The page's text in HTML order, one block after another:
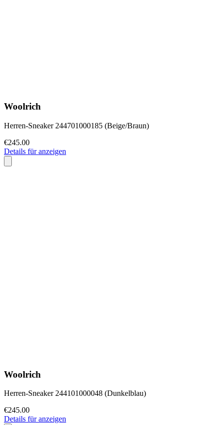
Woolrich
Herren-Sneaker 244701000185 (Beige/Braun)
€245.00
Details für anzeigen
Woolrich
Herren-Sneaker 244101000048 (Dunkelblau)
€245.00
Details für anzeigen